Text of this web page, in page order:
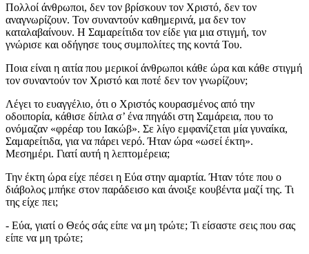
Πολλοί άνθρωποι, δεν τον βρίσκουν τον Χριστό, δεν τον
αναγνωρίζουν. Τον συναντούν καθημερινά, μα δεν τον
καταλαβαίνουν. Η Σαμαρείτιδα τον είδε για μια στιγμή, τον
γνώρισε και οδήγησε τους συμπολίτες της κοντά Του.
Ποια είναι η αιτία που μερικοί άνθρωποι κάθε ώρα και κάθε στιγμή
τον συναντούν τον Χριστό και ποτέ δεν τον γνωρίζουν;
Λέγει το ευαγγέλιο, ότι ο Χριστός κουρασμένος από την
οδοιπορία, κάθισε δίπλα σ’ ένα πηγάδι στη Σαμάρεια, που το
ονόμαζαν «φρέαρ του Ιακώβ». Σε λίγο εμφανίζεται μία γυναίκα,
Σαμαρείτιδα, για να πάρει νερό. Ήταν ώρα «ωσεί έκτη».
Μεσημέρι. Γιατί αυτή η λεπτομέρεια;
Την έκτη ώρα είχε πέσει η Εύα στην αμαρτία. Ήταν τότε που ο
διάβολος μπήκε στον παράδεισο και άνοιξε κουβέντα μαζί της. Τι
της είχε πει;
- Εύα, γιατί ο Θεός σάς είπε να μη τρώτε; Τι είσαστε σεις που σας
είπε να μη τρώτε;